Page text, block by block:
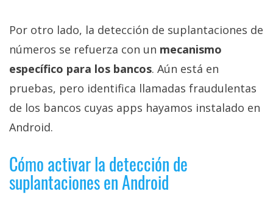
Por otro lado, la detección de suplantaciones de
números se refuerza con un mecanismo
específico para los bancos. Aún está en
pruebas, pero identifica llamadas fraudulentas
de los bancos cuyas apps hayamos instalado en
Android.
Cómo activar la detección de
suplantaciones en Android